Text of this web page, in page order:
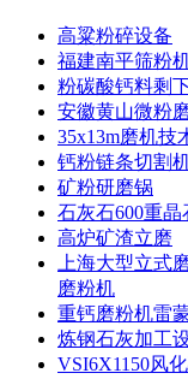
高粱粉碎设备
福建南平筛粉
粉碳酸钙料剩
安徽黄山微粉
35x13m磨机技
钙粉链条切割
矿粉研磨锅
石灰石600重
高炉矿渣立磨
上海大型立式
磨粉机
重钙磨粉机雷
炼钢石灰加工
VSI6X1150风